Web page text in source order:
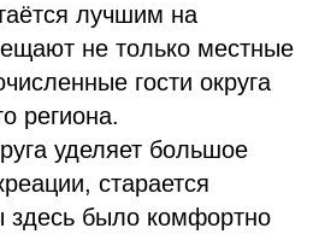
лучшим на
не только местные
гости округа
региона.
уделяет большое
старается
здесь было комфортно